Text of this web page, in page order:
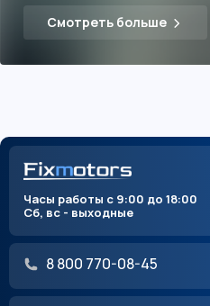
Смотреть больше
Часы работы с 9:00 до 18:00
Сб, вс - выходные
8 800 770-08-45